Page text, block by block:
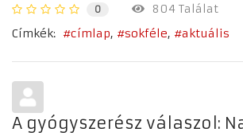
0
804 Találat
Címkék:
címlap sokféle aktuális
A gyógyszerész válaszol: